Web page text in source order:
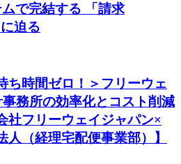
で完結する 「請求
迫る
ち時間ゼロ！＞フリーウェ
務所の効率化とコスト削減
社フリーウェイジャパン×
人（経理宅配便事業部）】